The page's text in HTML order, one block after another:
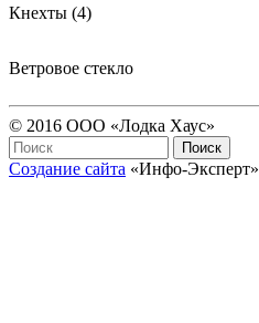
Кнехты (4)
Ветровое стекло
© 2016 ООО «Лодка Хаус»
Создание сайта «Инфо-Эксперт»